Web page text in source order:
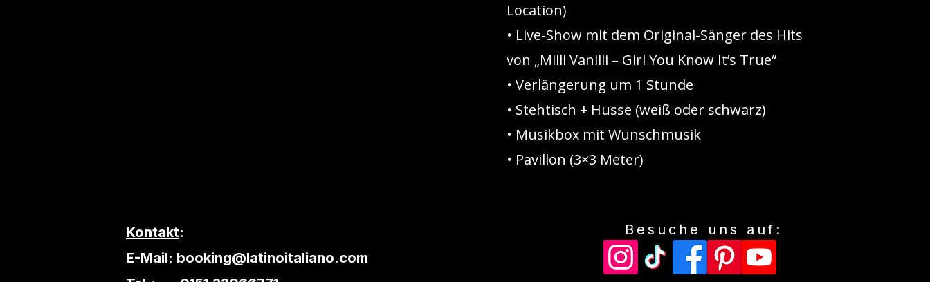
Location)
• Live-Show mit dem Original-Sänger des Hits
von „Milli Vanilli – Girl You Know It’s True“
• Verlängerung um 1 Stunde
• Stehtisch + Husse (weiß oder schwarz)
• Musikbox mit Wunschmusik
• Pavillon (3×3 Meter)
Kontakt:
E-Mail: booking@latinoitaliano.com
Besuche uns auf: